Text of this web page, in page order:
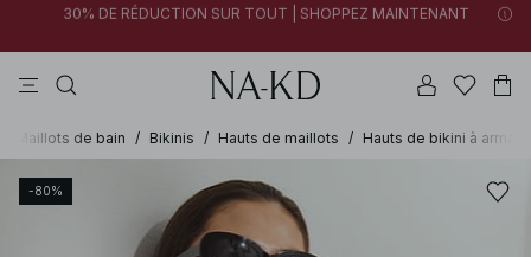
FINAL SALE | SHOPPEZ MAINTENANT
FINAL SALE | SHOPPEZ MAINTENANT
30% DE RÉDUCTION SUR TOUT | SHOPPEZ MAINTENANT
Maillots de bain / Bikinis / Hauts de maillots / Hauts de bikini à
-80%